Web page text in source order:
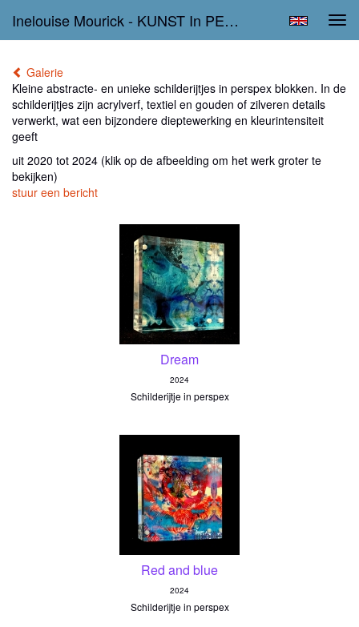
Inelouise Mourick - KUNST In PERSPEX
Galerie
Kleine abstracte- en unieke schilderijtjes in perspex blokken. In de
schilderijtjes zijn acrylverf, textiel en gouden of zilveren details
verwerkt, wat een bijzondere dieptewerking en kleurintensiteit
geeft
uit 2020 tot 2024 (klik op de afbeelding om het werk groter te
bekijken)
stuur een bericht
Dream
2024
Schilderijtje in perspex
Red and blue
2024
Schilderijtje in perspex